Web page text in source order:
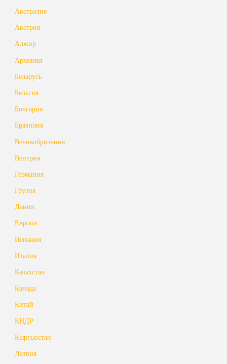
Австралия
Австрия
Алжир
Армения
Беларусь
Бельгия
Болгария
Бразилия
Великобритания
Венгрия
Германия
Грузия
Дания
Европа
Испания
Италия
Казахстан
Канада
Китай
КНДР
Кыргызстан
Латвия